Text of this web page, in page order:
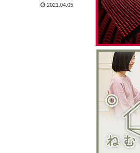
2021.04.05